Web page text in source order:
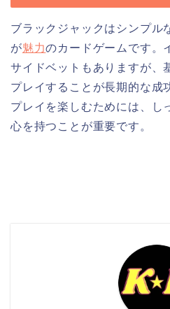
ブラックジャックはシンプル
が魅力のカードゲームです。
サイドベットもありますが、
プレイすることが長期的な成
プレイを楽しむためには、し
心を持つことが重要です。